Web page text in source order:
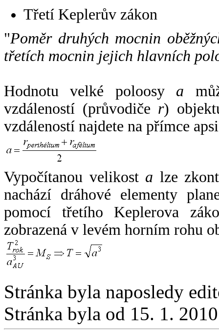
Třetí Keplerův zákon
"Poměr druhých mocnin
třetích mocnin jejich hlavních
Hodnotu velké poloosy a
vzdáleností (průvodiče r)
vzdáleností najdete na přímce
Vypočítanou velikost a lze
nachází dráhové elementy
pomocí třetího Keplerova
zobrazená v levém horním rohu
Stránka byla naposledy
Stránka byla od 15. 1.